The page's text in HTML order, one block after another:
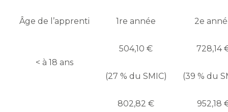
Âge de l’apprenti 1re année 2e
< à 18 ans
504,10 € 728,14
(27 % du SMIC) (39 % du
802,82 € 952,18